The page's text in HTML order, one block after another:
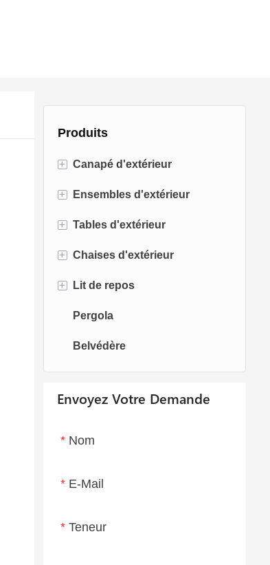
Produits
+ Canapé d'extérieur
Canapé en rotin
Canapé en corde
Canapé en aluminium
Canapé en tissu
Canapé en teck
+ Ensembles d'extérieur
Ensembles de bistro
Ensembles de conversation
Ensembles de salle à manger
+ Tables d'extérieur
Tables de foyer
Tables à manger
+ Chaises d'extérieur
Chaises de salle à manger
Chaises pivotantes
Chaises oeufs
+ Lit de repos
Lit de bronzage
Chaise longue
Pergola
Belvédère
Envoyez Votre Demande
Nom
E-Mail
Teneur